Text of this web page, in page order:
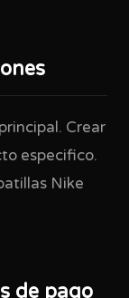
Crear
especifico.
Nike
de pago